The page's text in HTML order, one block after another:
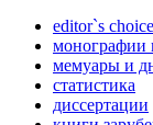
editor`s choice
монографии
мемуары и
статистика
диссертации